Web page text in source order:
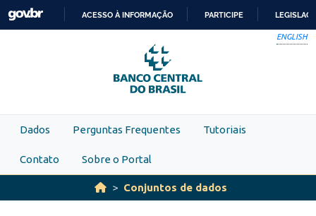
Skip to main content
PARA
O
CONTEÚDO
ACESSO À INFORMAÇÃO PARTICIPE
ENGLISH
Dados Perguntas Frequentes Tutoriais
Contato Sobre o Portal
Conjuntos de dados